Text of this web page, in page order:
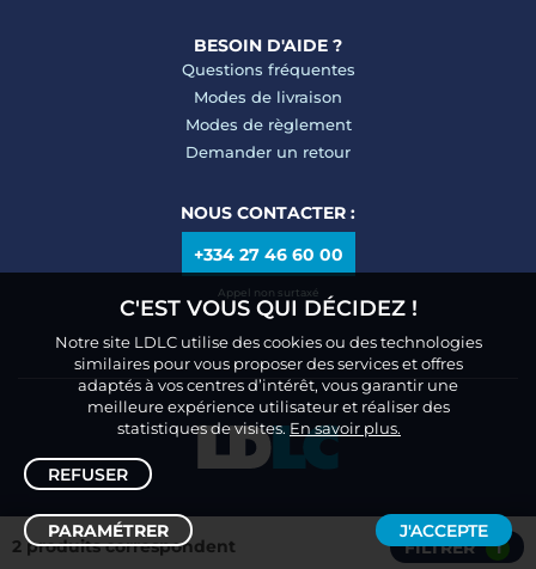
Trier /Filtrer
2 produits correspondent FILTRER 1
BESOIN D'AIDE ?
Questions fréquentes
Modes de livraison
Modes de règlement
Demander un retour
NOUS CONTACTER :
+334 27 46 60 00
Appel non surtaxé
C'EST VOUS QUI DÉCIDEZ !
Notre site LDLC utilise des cookies ou des technologies
similaires pour vous proposer des services et offres
adaptés à vos centres d’intérêt, vous garantir une
meilleure expérience utilisateur et réaliser des
statistiques de visites.En savoir plus.
REFUSER
PARAMÉTRER J'ACCEPTE